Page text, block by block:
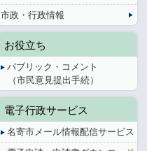
市政・行政情報
お役立ち
パブリック・コメント
（市民意見提出手続）
電子行政サービス
名寄市メール情報配信サービス